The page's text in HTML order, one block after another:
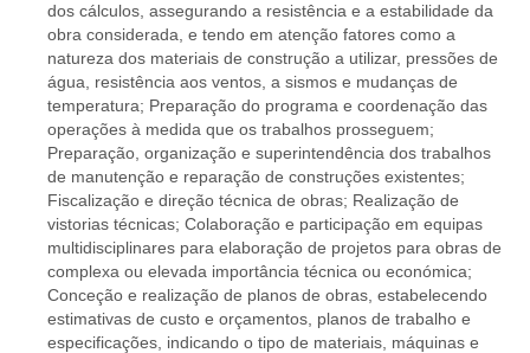
dos cálculos, assegurando a resistência e a estabilidade da
obra considerada, e tendo em atenção fatores como a
natureza dos materiais de construção a utilizar, pressões de
água, resistência aos ventos, a sismos e mudanças de
temperatura; Preparação do programa e coordenação das
operações à medida que os trabalhos prosseguem;
Preparação, organização e superintendência dos trabalhos
de manutenção e reparação de construções existentes;
Fiscalização e direção técnica de obras; Realização de
vistorias técnicas; Colaboração e participação em equipas
multidisciplinares para elaboração de projetos para obras de
complexa ou elevada importância técnica ou económica;
Conceção e realização de planos de obras, estabelecendo
estimativas de custo e orçamentos, planos de trabalho e
especificações, indicando o tipo de materiais, máquinas e